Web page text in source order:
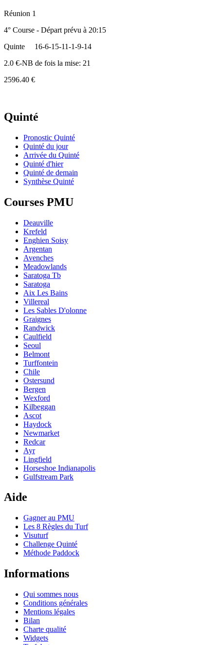
Réunion 1
4° Course - Départ prévu à 20:15
Quinte
16-6-15-11-1-9-14
2.0 €-NB de fois la mise: 21
2596.40 €
Quinté
Pronostic Quinté
Quinté du jour
Arrivée du Quinté
Quinté d'hier
Quinté de demain
Synthèse Quinté
Courses PMU
Deauville
Krefeld
Enghien Soisy
Argentan
Avenches
Meadowlands
Saratoga Tb
Saratoga
Aix Les Bains
Villereal
Les Sables D'olonne
Graignes
Randwick
Caulfield
Seoul
Belmont
Turffontein
Chile
Ostersund
Bergen
Wexford
Kilbeggan
Ascot
Haydock
Newmarket
Redcar
Ayr
Lingfield
Horseshoe Indianapolis
Gulfstream Park
Aide
Gagner au PMU
Les 8 Règles du Turf
Visuturf
Challenge Quinté
Méthode Paddock
Informations
Qui sommes nous
Conditions générales
Mentions légales
Bilan
Charte qualité
Widgets